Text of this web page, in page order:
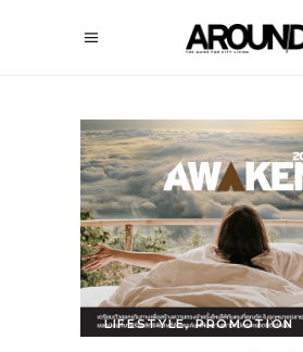
LIFESTYLE,PROMOTION